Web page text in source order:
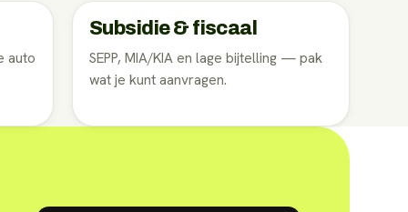
auto
Subsidie & fiscaal
SEPP, MIA/KIA en lage bijtelling — pak
wat je kunt aanvragen.